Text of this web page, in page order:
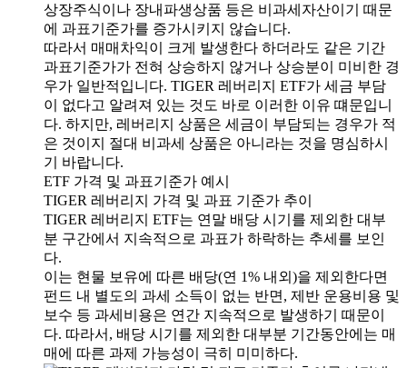
상장주식이나 장내파생상품 등은 비과세자산이기 때문
에 과표기준가를 증가시키지 않습니다.
따라서 매매차익이 크게 발생한다 하더라도 같은 기간
과표기준가가 전혀 상승하지 않거나 상승분이 미비한 경
우가 일반적입니다. TIGER 레버리지 ETF가 세금 부담
이 없다고 알려져 있는 것도 바로 이러한 이유 떄문입니
다. 하지만, 레버리지 상품은 세금이 부담되는 경우가 적
은 것이지 절대 비과세 상품은 아니라는 것을 명심하시
기 바랍니다.
ETF 가격 및 과표기준가 예시
TIGER 레버리지 가격 및 과표 기준가 추이
TIGER 레버리지 ETF는 연말 배당 시기를 제외한 대부
분 구간에서 지속적으로 과표가 하락하는 추세를 보인
다.
이는 현물 보유에 따른 배당(연 1% 내외)을 제외한다면
펀드 내 별도의 과세 소득이 없는 반면, 제반 운용비용 및
보수 등 과세비용은 연간 지속적으로 발생하기 때문이
다. 따라서, 배당 시기를 제외한 대부분 기간동안에는 매
매에 따른 과제 가능성이 극히 미미하다.